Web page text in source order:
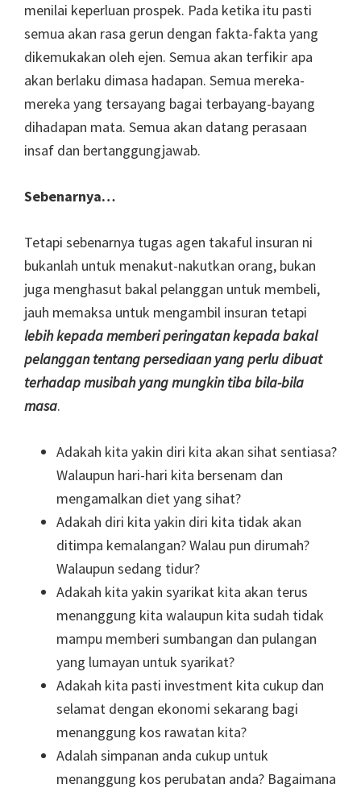
menilai keperluan prospek. Pada ketika itu pasti
semua akan rasa gerun dengan fakta-fakta yang
dikemukakan oleh ejen. Semua akan terfikir apa
akan berlaku dimasa hadapan. Semua mereka-
mereka yang tersayang bagai terbayang-bayang
dihadapan mata. Semua akan datang perasaan
insaf dan bertanggungjawab.
Sebenarnya…
Tetapi sebenarnya tugas agen takaful insuran ni
bukanlah untuk menakut-nakutkan orang, bukan
juga menghasut bakal pelanggan untuk membeli,
jauh memaksa untuk mengambil insuran tetapi
lebih kepada memberi peringatan kepada bakal
pelanggan tentang persediaan yang perlu dibuat
terhadap musibah yang mungkin tiba bila-bila
masa.
Adakah kita yakin diri kita akan sihat sentiasa?
Walaupun hari-hari kita bersenam dan
mengamalkan diet yang sihat?
Adakah diri kita yakin diri kita tidak akan
ditimpa kemalangan? Walau pun dirumah?
Walaupun sedang tidur?
Adakah kita yakin syarikat kita akan terus
menanggung kita walaupun kita sudah tidak
mampu memberi sumbangan dan pulangan
yang lumayan untuk syarikat?
Adakah kita pasti investment kita cukup dan
selamat dengan ekonomi sekarang bagi
menanggung kos rawatan kita?
Adalah simpanan anda cukup untuk
menanggung kos perubatan anda? Bagaimana